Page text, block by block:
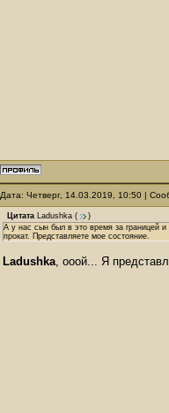
Дата: Четверг, 14.03.2019, 10:50 |
Цитата Ladushka (
)
А у нас сын был в это время за границей
прокат. Представляете мое состояние.
Ladushka, ооой... Я